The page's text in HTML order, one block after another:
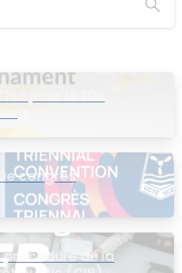
pour le 20e
congrès
procédure de la